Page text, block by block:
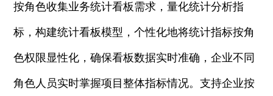
按角色收集业务统计看板需求，量化统计分析指
标，构建统计看板模型，个性化地将统计指标按角
色权限显性化，确保看板数据实时准确，企业不同
角色人员实时掌握项目整体指标情况。支持企业按